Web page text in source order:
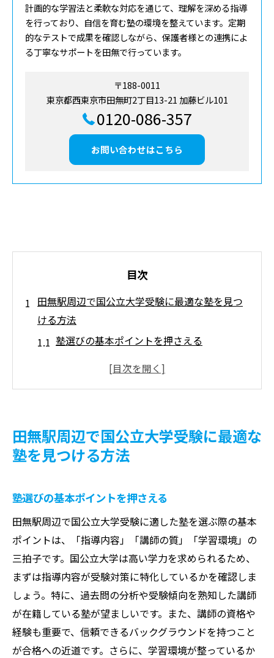
計画的な学習法と柔軟な対応を通じて、理解を深める指導
を行っており、自信を育む塾の環境を整えています。定期
的なテストで成果を確認しながら、保護者様との連携によ
る丁寧なサポートを田無で行っています。
〒188-0011
東京都西東京市田無町2丁目13-21 加藤ビル101
0120-086-357
お問い合わせはこちら
目次
田無駅周辺で国公立大学受験に最適な塾を見つ
ける方法
塾選びの基本ポイントを押さえる
口コミや評判を参考にする
アクセスの良さが学習効率に影響を与える
理由
塾選びが合否を分ける！田無駅周辺の国公立大
学受験対策
個別指導と集団指導の違いを理解する
国公立大学受験に強い塾の特徴
合格実績から見た塾の選び方
現役生が選ぶ塾の決め手
授業スタイルと合格率の関係
田無駅から通いやすい塾の利点
田無駅周辺で国公立大学受験に最適な
塾を見つける方法
塾選びの基本ポイントを押さえる
田無駅周辺で国公立大学受験に適した塾を選ぶ際の基本
ポイントは、「指導内容」「講師の質」「学習環境」の
三拍子です。国公立大学は高い学力を求められるため、
まずは指導内容が受験対策に特化しているかを確認しま
しょう。特に、過去問の分析や受験傾向を熟知した講師
が在籍している塾が望ましいです。また、講師の資格や
経験も重要で、信頼できるバックグラウンドを持つこと
が合格への近道です。さらに、学習環境が整っているか